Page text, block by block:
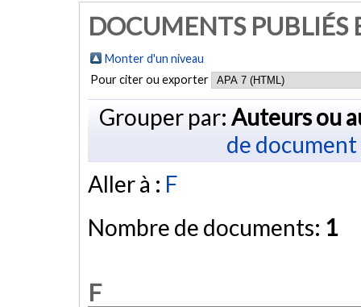
DOCUMENTS PUBLIÉS
Monter d'un niveau
Pour citer ou exporter
Grouper par: Auteurs ou
de document
Aller à : F
Nombre de documents: 1
F